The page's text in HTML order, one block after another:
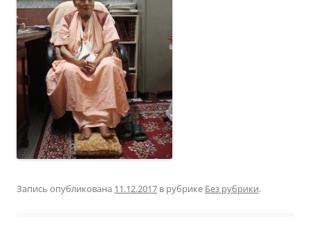
Запись опубликована 11.12.2017 в рубрике Без рубрики.